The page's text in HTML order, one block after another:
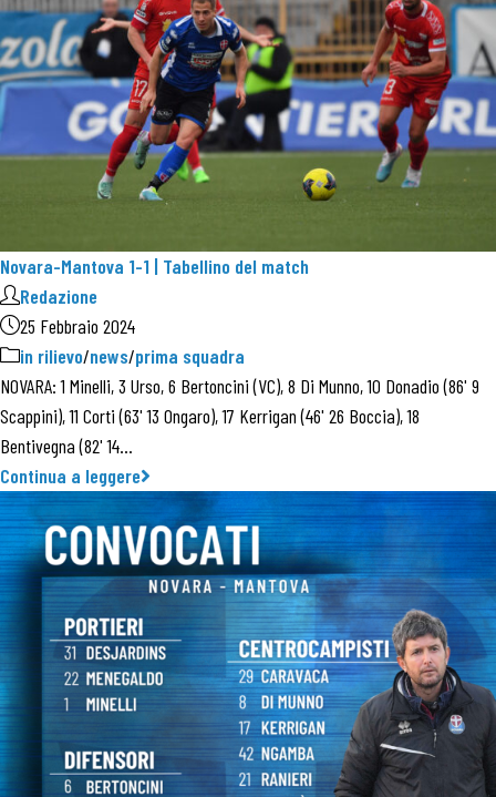
Novara-Mantova 1-1 | Tabellino del match
Redazione
25 Febbraio 2024
in rilievo/news/prima squadra
NOVARA: 1 Minelli, 3 Urso, 6 Bertoncini (VC), 8 Di Munno, 10 Donadio (86' 9
Scappini), 11 Corti (63' 13 Ongaro), 17 Kerrigan (46' 26 Boccia), 18
Bentivegna (82' 14…
Continua a leggere